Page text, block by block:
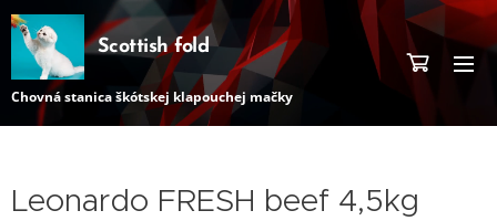
Scottish fold
Chovná stanica škótskej klapouchej mačky
Leonardo FRESH beef 4,5kg